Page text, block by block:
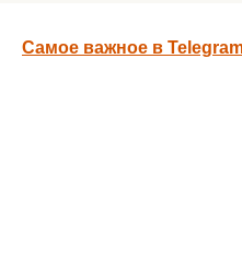
Самое важное в